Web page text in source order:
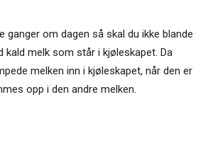
ganger om dagen så skal du ikke blande
kald melk som står i kjøleskapet. Da
melken inn i kjøleskapet, når den er
opp i den andre melken.